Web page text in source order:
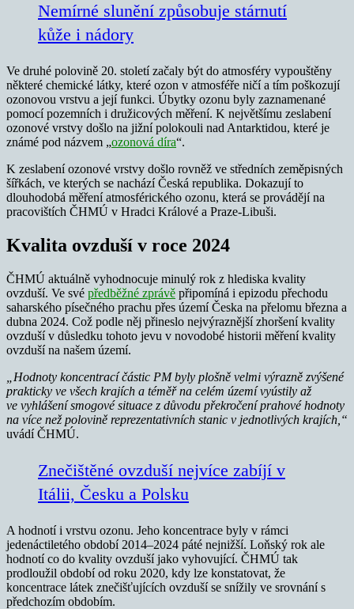
Nemírné slunění způsobuje stárnutí
kůže i nádory
Ve druhé polovině 20. století začaly být do atmosféry vypouštěny
některé chemické látky, které ozon v atmosféře ničí a tím poškozují
ozonovou vrstvu a její funkci. Úbytky ozonu byly zaznamenané
pomocí pozemních i družicových měření. K největšímu zeslabení
ozonové vrstvy došlo na jižní polokouli nad Antarktidou, které je
známé pod názvem „ozonová díra“.
K zeslabení ozonové vrstvy došlo rovněž ve středních zeměpisných
šířkách, ve kterých se nachází Česká republika. Dokazují to
dlouhodobá měření atmosférického ozonu, která se provádějí na
pracovištích ČHMÚ v Hradci Králové a Praze-Libuši.
Kvalita ovzduší v roce 2024
ČHMÚ aktuálně vyhodnocuje minulý rok z hlediska kvality
ovzduší. Ve své předběžné zprávě připomíná i epizodu přechodu
saharského písečného prachu přes území Česka na přelomu března a
dubna 2024. Což podle něj přineslo nejvýraznější zhoršení kvality
ovzduší v důsledku tohoto jevu v novodobé historii měření kvality
ovzduší na našem území.
„Hodnoty koncentrací částic PM byly plošně velmi výrazně zvýšené
prakticky ve všech krajích a téměř na celém území vyústily až
ve vyhlášení smogové situace z důvodu překročení prahové hodnoty
na více než polovině reprezentativních stanic v jednotlivých krajích,“
uvádí ČHMÚ.
Znečištěné ovzduší nejvíce zabíjí v
Itálii, Česku a Polsku
A hodnotí i vrstvu ozonu. Jeho koncentrace byly v rámci
jedenáctiletého období 2014–2024 páté nejnižší. Loňský rok ale
hodnotí co do kvality ovzduší jako vyhovující. ČHMÚ tak
prodloužil období od roku 2020, kdy lze konstatovat, že
koncentrace látek znečišťujících ovzduší se snížily ve srovnání s
předchozím obdobím.